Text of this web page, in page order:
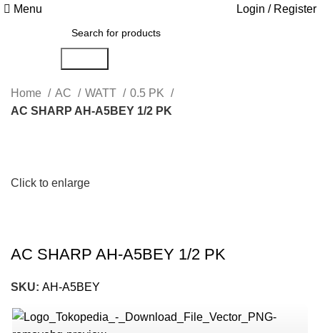
Menu Login / Register
Home AC WATT
0.5 PK
AC SHARP AH-A5BEY 1/2 PK
Click to enlarge
AC SHARP AH-A5BEY 1/2 PK
SKU:AH-A5BEY